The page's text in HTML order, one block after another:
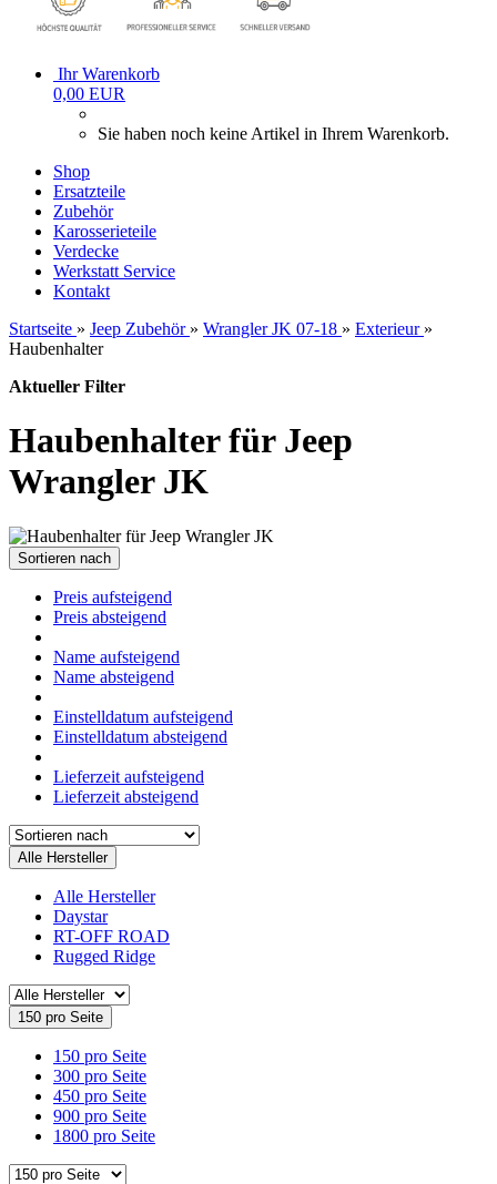
Ihr Warenkorb
0,00 EUR
Sie haben noch keine Artikel in Ihrem Warenkorb.
Shop
Ersatzteile
Zubehör
Karosserieteile
Verdecke
Werkstatt Service
Kontakt
Startseite » Jeep Zubehör » Wrangler JK 07-18 » Exterieur »
Haubenhalter
Aktueller Filter
Haubenhalter für Jeep
Wrangler JK
Sortieren nach
Preis aufsteigend
Preis absteigend
Name aufsteigend
Name absteigend
Einstelldatum aufsteigend
Einstelldatum absteigend
Lieferzeit aufsteigend
Lieferzeit absteigend
Alle Hersteller
Alle Hersteller
Daystar
RT-OFF ROAD
Rugged Ridge
150 pro Seite
150 pro Seite
300 pro Seite
450 pro Seite
900 pro Seite
1800 pro Seite